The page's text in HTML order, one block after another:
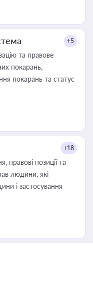
+5
та правове
покарань,
покарань та статус
+18
правові позиції та
людини, які
і застосування